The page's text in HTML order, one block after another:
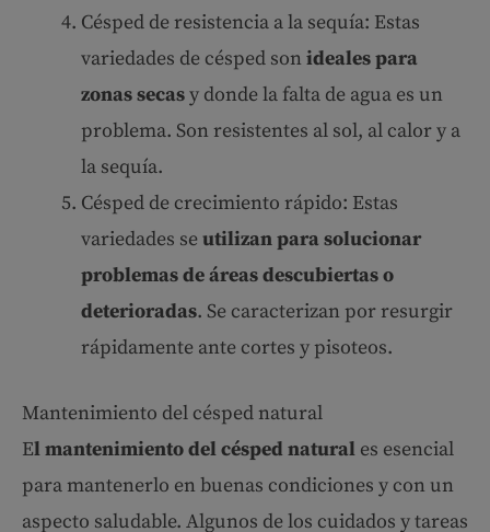
Césped de resistencia a la sequía: Estas
variedades de césped sonideales para
zonas secasy donde la falta de agua es un
problema. Son resistentes al sol, al calor y a
la sequía.
Césped de crecimiento rápido: Estas
variedades seutilizan para solucionar
problemas de áreas descubiertas o
deterioradas. Se caracterizan por resurgir
rápidamente ante cortes y pisoteos.
Mantenimiento del césped natural
El mantenimiento del césped natural es esencial
para mantenerlo en buenas condiciones y con un
aspecto saludable. Algunos de los cuidados y tareas